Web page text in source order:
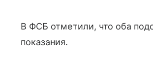
В ФСБ отметили, что оба
показания.